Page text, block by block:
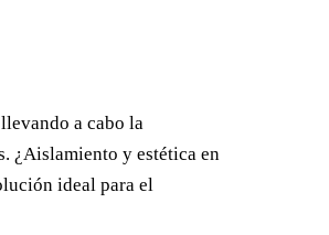
a cabo la
¿Aislamiento y estética en
ideal para el